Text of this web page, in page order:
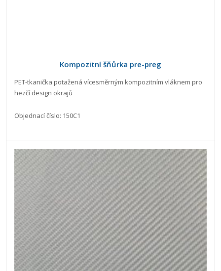
Kompozitní šňůrka pre-preg
PET-tkanička potažená vícesměrným kompozitním vláknem pro
hezčí design okrajů
Objednací číslo: 150C1